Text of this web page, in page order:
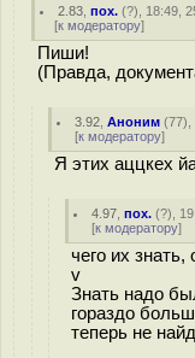
2.83 ,пох. (?), 18:49,
[к модератору]
Пиши!
(Правда,
3.92 ,Аноним (77),
[к модератору]
Я этих аццкех
4.97 ,пох. (?),
[к модератору]
чего их
v
Знать надо
гораздо
теперь не